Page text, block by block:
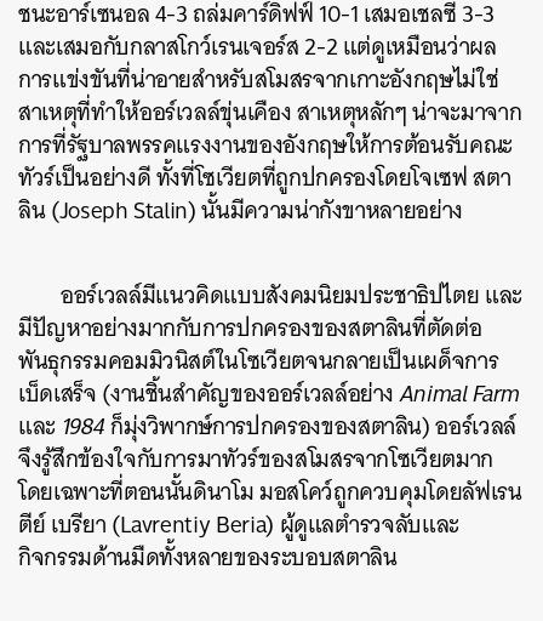
ชนะอาร์เซนอล 4-3 ถล่มคาร์ดิฟฟ์ 10-1 เสมอเชลซี 3-3
และเสมอกับกลาสโกว์เรนเจอร์ส 2-2 แต่ดูเหมือนว่าผล
การแข่งขันที่น่าอายสำหรับสโมสรจากเกาะอังกฤษไม่ใช่
สาเหตุที่ทำให้ออร์เวลล์ขุ่นเคือง สาเหตุหลักๆ น่าจะมาจาก
การที่รัฐบาลพรรคแรงงานของอังกฤษให้การต้อนรับคณะ
ทัวร์เป็นอย่างดี ทั้งที่โซเวียตที่ถูกปกครองโดยโจเซฟ สตา
ลิน (Joseph Stalin) นั้นมีความน่ากังขาหลายอย่าง
ออร์เวลล์มีแนวคิดแบบสังคมนิยมประชาธิปไตย และ
มีปัญหาอย่างมากกับการปกครองของสตาลินที่ตัดต่อ
พันธุกรรมคอมมิวนิสต์ในโซเวียตจนกลายเป็นเผด็จการ
เบ็ดเสร็จ (งานชิ้นสำคัญของออร์เวลล์อย่างAnimal Farm
และ 1984ก็มุ่งวิพากษ์การปกครองของสตาลิน) ออร์เวลล์
จึงรู้สึกข้องใจกับการมาทัวร์ของสโมสรจากโซเวียตมาก
โดยเฉพาะที่ตอนนั้นดินาโม มอสโคว์ถูกควบคุมโดยลัฟเรน
ตีย์ เบรียา (Lavrentiy Beria) ผู้ดูแลตำรวจลับและ
กิจกรรมด้านมืดทั้งหลายของระบอบสตาลิน